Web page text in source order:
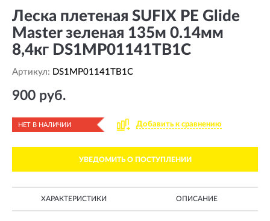
Леска плетеная SUFIX PE Glide
Master зеленая 135м 0.14мм
8,4кг DS1MP01141TB1C
Артикул: DS1MP01141TB1C
900 руб.
НЕТ В НАЛИЧИИ Добавить к сравнению
УВЕДОМИТЬ О ПОСТУПЛЕНИИ
ХАРАКТЕРИСТИКИ ОПИСАНИЕ